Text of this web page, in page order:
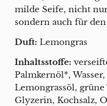
milde Seife, nicht
sondern auch für
Duft: Lemongras
Inhaltsstoffe:
Palmkernöl*,
Lemongrassöl,
Glyzerin, Kochsalz,